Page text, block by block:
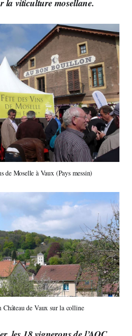
la viticulture mosellane.
de Moselle à Vaux (Pays messin)
Château de Vaux sur la colline